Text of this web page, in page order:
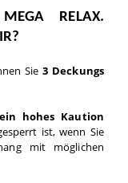
RELAX.
Sie 3 Deckungs
hohes Kaution
ist, wenn Sie
mit möglichen